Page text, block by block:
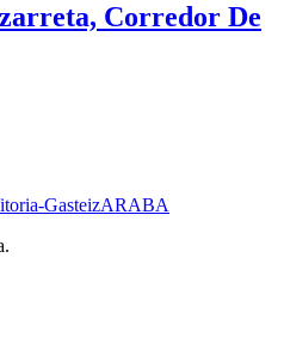
Corredor De
GasteizARABA